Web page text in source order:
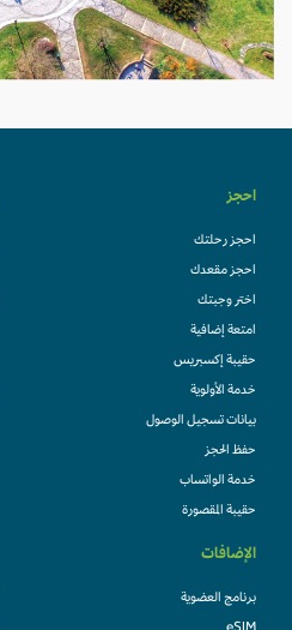
احجز
احجز رحلتك
احجز مقعدك
اختر وجبتك
امتعة إضافية
حقيبة إكسبريس
خدمة الأولوية
بيانات تسجيل الوصول
حفظ الحجز
خدمة الواتساب
حقيبة المقصورة
الإضافات
برنامج العضوية